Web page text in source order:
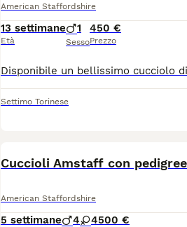
American Staffordshire
13 settimane
Età
1
Sesso
450 €
Prezzo
Settimo Torinese
Cuccioli Amstaff con
American Staffordshire
5 settimane 4 4500 €